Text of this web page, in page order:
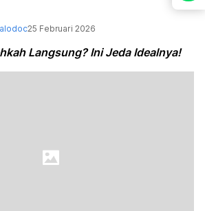
25 Februari 2026
Langsung? Ini Jeda Idealnya!